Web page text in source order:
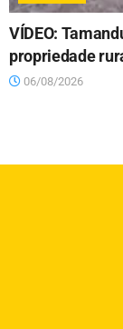
VÍDEO:
propriedade
06/08/2026